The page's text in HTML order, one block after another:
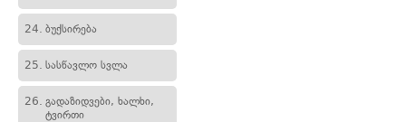
24. ბუქსირება
25. სასწავლო სვლა
26. გადაზიდვები, ხალხი,
ტვირთი